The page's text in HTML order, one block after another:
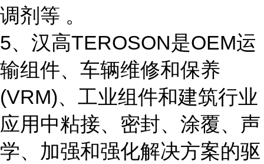
调剂等 。
5、汉高TEROSON是OEM运
输组件、车辆维修和保养
(VRM)、工业组件和建筑行业
应用中粘接、密封、涂覆、声
学、加强和强化解决方案的驱